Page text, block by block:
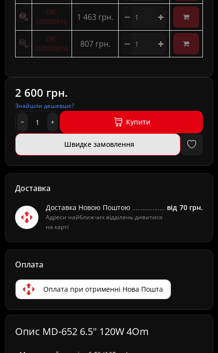
DR-
00000916
1 463 грн.
DR-
00000914
807 грн.
2 600 грн.
Знайшли дешевше?
Купити
Швидке замовлення
Доставка
Доставка Новою Поштою
Адреси найближчих відділень дивитися
на карті
від 70 грн.
Оплата
Оплата при отрименні Нова Пошта
Опис MD-652 6.5" 120W 4Om